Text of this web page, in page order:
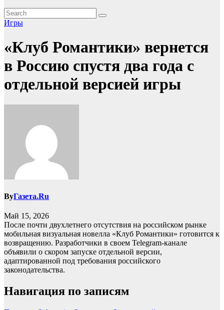
Игры
«Клуб Романтики» вернется
в Россию спустя два года с
отдельной версией игры
ByГазета.Ru
Май 15, 2026
После почти двухлетнего отсутствия на российском рынке
мобильная визуальная новелла «Клуб Романтики» готовится к
возвращению. Разработчики в своем Telegram-канале
объявили о скором запуске отдельной версии,
адаптированной под требования российского
законодательства.
Навигация по записям